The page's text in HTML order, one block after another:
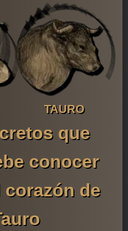
TAURO
que
conocer
corazón de